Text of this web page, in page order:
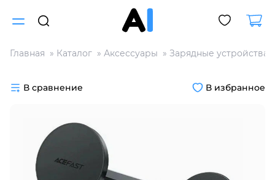
Главная Каталог Аксессуары Зарядные устройства
В сравнение В избранное
Разбейте
оплатуна части
без переплат